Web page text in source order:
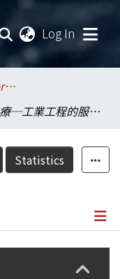
Log In
.National Taiwan University / 國立臺灣大學
快樂醫療─工業工程的服務應用-總計畫
Statistics